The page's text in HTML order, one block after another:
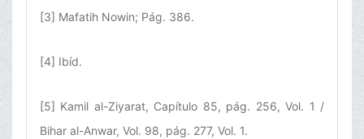
[3] Mafatih Nowin; Pág. 386.
[4] Ibíd.
[5] Kamil al-Ziyarat, Capítulo 85, pág. 256, Vol. 1 /
Bihar al-Anwar, Vol. 98, pág. 277, Vol. 1.